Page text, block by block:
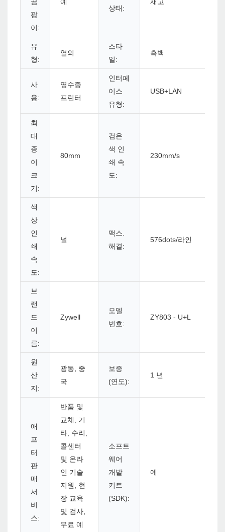
팡
이:
상태:
유
형:
열의
스타
일:
흑백
사
용:
영수증
프린터
인터페
이스
유형:
USB+LAN
최
대
종
이
크
기:
80mm
검은
색 인
쇄 속
도:
230mm/s
색
상
인
쇄
속
도:
널
맥스.
해결:
576dots/라인
브
랜
드
이
름:
Zywell
모델
번호:
ZY803 - U+L
원
산
지:
광동, 중
국
보증
(연도):
1 년
애
프
터
판
매
서
비
스:
반품 및
교체, 기
타, 수리,
콜센터
및 온라
인 기술
지원, 현
장 교육
및 검사,
무료 예
소프트
웨어
개발
키트
(SDK):
예